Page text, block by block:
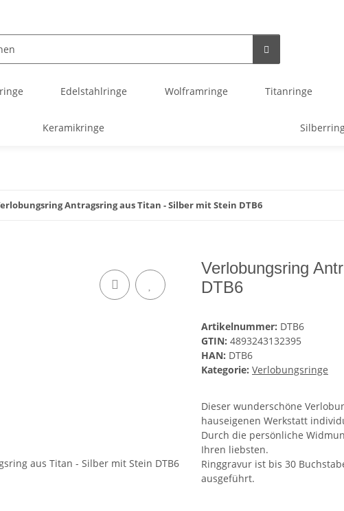
Edelstahlringe Wolframringe Titanringe
Keramikringe
Antragsring aus Titan - Silber mit Stein DTB6
Verlobungsring
DTB6
Artikelnummer: DTB6
GTIN: 4893243132395
HAN: DTB6
Kategorie: Verlobungsringe
Dieser wunderschöne
hauseigenen Werkstatt
Durch die persönliche
Ihren liebsten.
Ringgravur ist bis 30
ausgeführt.